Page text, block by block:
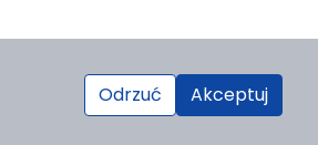
Odrzuć Akceptuj